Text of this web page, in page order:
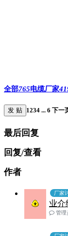
全部765电缆厂家
发 贴 1234 ... 6 下一
最后回复
回复/查看
作者
厂家
业介
管理